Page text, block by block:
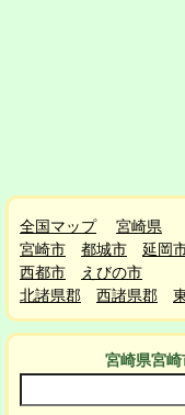
全国マップ
宮崎県
宮崎市
都城市 延岡
西都市
えびの市
北諸県郡
西諸県郡
宮崎県宮崎